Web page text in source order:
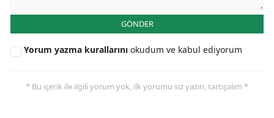
Sakarya
Samsun
Sinop
GÖNDER
Yorum yazma kurallarını okudum ve kabul ediyorum
* Bu içerik ile ilgili yorum yok, ilk yorumu siz yazın, tartışalım *